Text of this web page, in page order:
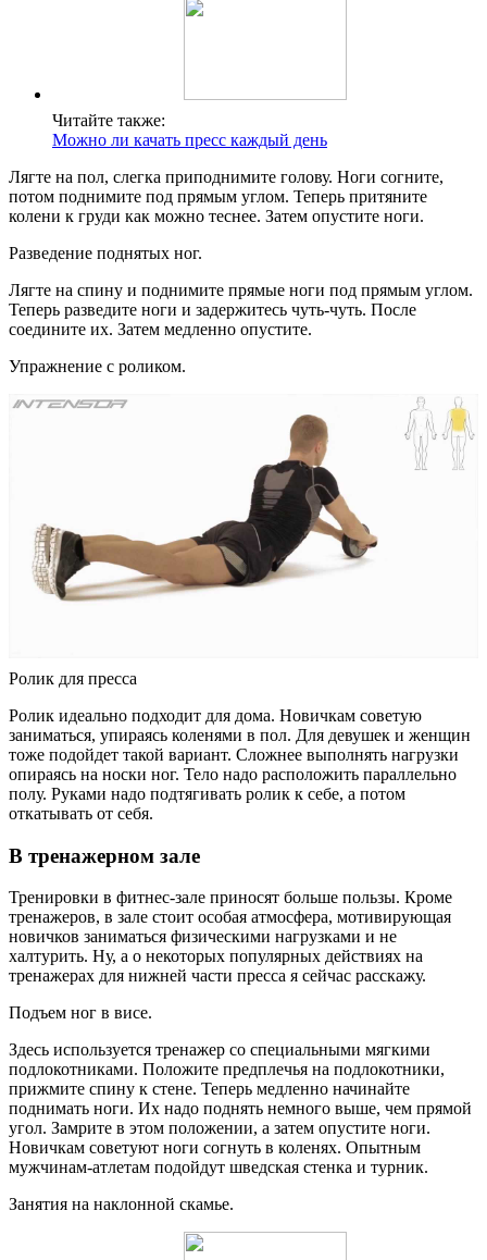
Читайте также:
Можно ли качать пресс каждый день
Лягте на пол, слегка приподнимите голову. Ноги согните,
потом поднимите под прямым углом. Теперь притяните
колени к груди как можно теснее. Затем опустите ноги.
Разведение поднятых ног.
Лягте на спину и поднимите прямые ноги под прямым углом.
Теперь разведите ноги и задержитесь чуть-чуть. После
соедините их. Затем медленно опустите.
Упражнение с роликом.
Ролик для пресса
Ролик идеально подходит для дома. Новичкам советую
заниматься, упираясь коленями в пол. Для девушек и женщин
тоже подойдет такой вариант. Сложнее выполнять нагрузки
опираясь на носки ног. Тело надо расположить параллельно
полу. Руками надо подтягивать ролик к себе, а потом
откатывать от себя.
В тренажерном зале
Тренировки в фитнес-зале приносят больше пользы. Кроме
тренажеров, в зале стоит особая атмосфера, мотивирующая
новичков заниматься физическими нагрузками и не
халтурить. Ну, а о некоторых популярных действиях на
тренажерах для нижней части пресса я сейчас расскажу.
Подъем ног в висе.
Здесь используется тренажер со специальными мягкими
подлокотниками. Положите предплечья на подлокотники,
прижмите спину к стене. Теперь медленно начинайте
поднимать ноги. Их надо поднять немного выше, чем прямой
угол. Замрите в этом положении, а затем опустите ноги.
Новичкам советуют ноги согнуть в коленях. Опытным
мужчинам-атлетам подойдут шведская стенка и турник.
Занятия на наклонной скамье.